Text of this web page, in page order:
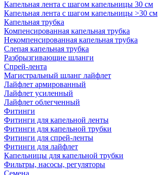
Капельная лента с шагом капельницы 30 см
Капельная лента с шагом капельницы >30 см
Капельная трубка
Компенсированная капельная трубка
Некомпенсированная капельная трубка
Слепая капельная трубка
Разбрызгивающие шланги
Спрей-лента
Магистральный шланг лайфлет
Лайфлет армированный
Лайфлет усиленный
Лайфлет облегченный
Фитинги
Фитинги для капельной ленты
Фитинги для капельной трубки
Фитинги для спрей-ленты
Фитинги для лайфлет
Капельницы для капельной трубки
Фильтры, насосы, регуляторы
Семена